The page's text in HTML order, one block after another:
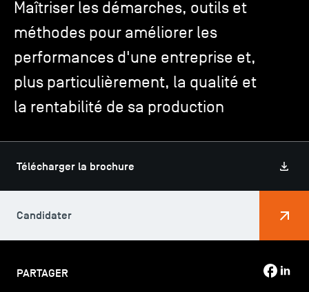
TSM-Research
TSM Doctoral Programme
Alumni
PARTAGER
Maîtriser les démarches, outils et
méthodes pour améliorer les
performances d'une entreprise et,
plus particulièrement, la qualité et
la rentabilité de sa production
Télécharger la brochure
Candidater